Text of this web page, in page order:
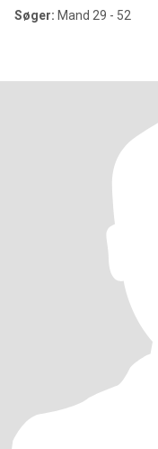
Søger: Mand 29 - 52